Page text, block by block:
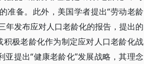
准备。此外，美国学者提出“劳动老龄
发布应对人口老龄化的报告，提出的
极老龄化作为制定应对人口老龄化战
提出“健康老龄化”发展战略，其理念